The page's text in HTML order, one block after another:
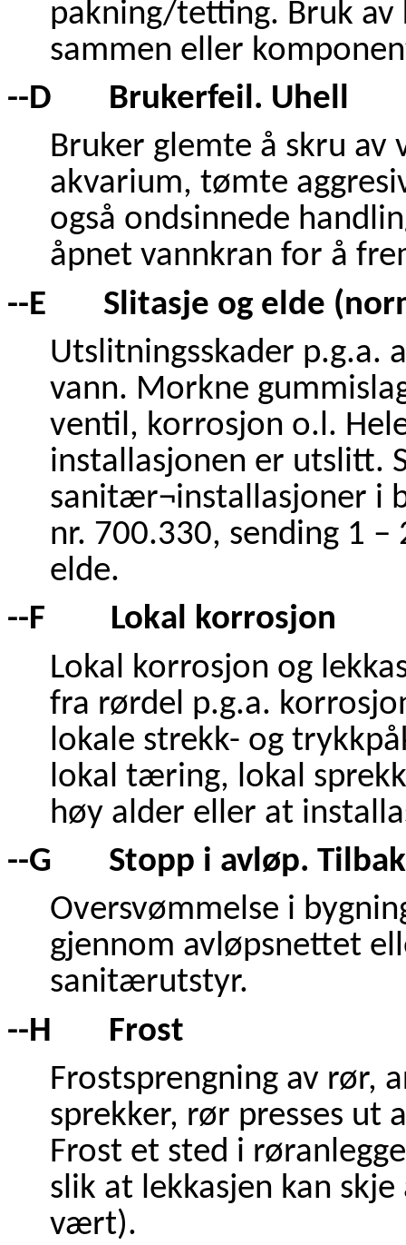
pakning/tetting. Bruk av
sammen eller
--D Brukerfeil. Uhell
Bruker glemte å skru
akvarium, tømte
også ondsinnede
åpnet vannkran for å
--E Slitasje og elde
Utslitningsskader p.g.a.
vann. Morkne
ventil, korrosjon o.l.
installasjonen er utslitt.
sanitær¬installasjoner i
nr. 700.330, sending 1
elde.
--F Lokal korrosjon
Lokal korrosjon og
fra rørdel p.g.a.
lokale strekk- og
lokal tæring, lokal
høy alder eller at
--G Stopp i avløp.
Oversvømmelse i
gjennom avløpsnettet
sanitærutstyr.
--H Frost
Frostsprengning av rør,
sprekker, rør presses ut
Frost et sted i
slik at lekkasjen kan
vært).